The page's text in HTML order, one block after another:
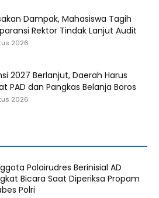
Dampak, Mahasiswa Tagih
Rektor Tindak Lanjut Audit
2026
2027 Berlanjut, Daerah Harus
PAD dan Pangkas Belanja Boros
2026
Polairudres Berinisial AD
Bicara Saat Diperiksa Propam
Polri